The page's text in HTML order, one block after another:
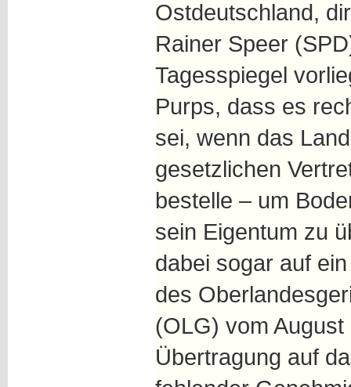
Ostdeutschland,
Rainer Speer
Tagesspiegel
Purps, dass es
sei, wenn das
gesetzlichen
bestelle – um
sein Eigentum zu
dabei sogar auf
des
(OLG) vom
Übertragung auf